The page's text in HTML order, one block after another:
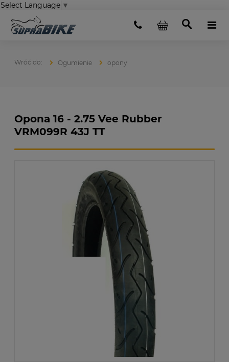
Select Language ▼
Ogumienie opony
Opona 16 - 2.75 Vee Rubber
VRM099R 43J TT